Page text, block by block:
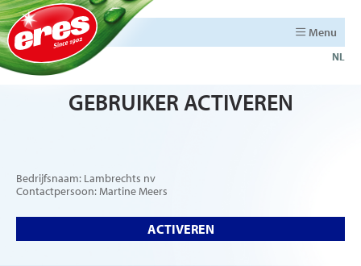
Menu
NL
GEBRUIKER ACTIVEREN
Bedrijfsnaam: Lambrechts nv
Contactpersoon: Martine Meers
ACTIVEREN